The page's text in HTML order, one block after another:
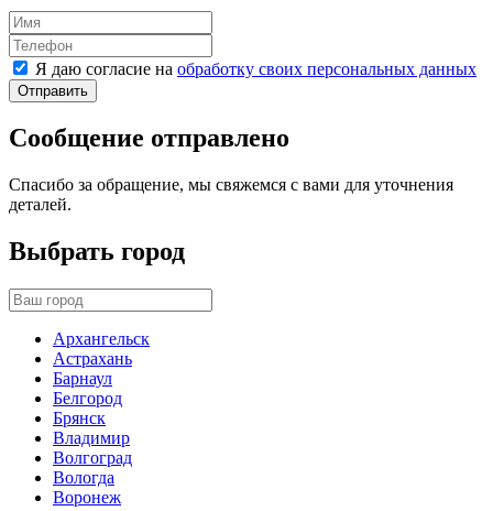
Я даю согласие на обработку своих персональных данных
Отправить
Сообщение отправлено
Спасибо за обращение, мы свяжемся с вами для уточнения
деталей.
Выбрать город
Архангельск
Астрахань
Барнаул
Белгород
Брянск
Владимир
Волгоград
Вологда
Воронеж